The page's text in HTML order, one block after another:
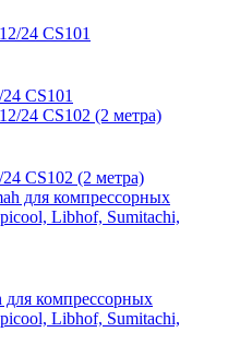
CS101
CS102 (2 метра)
для компрессорных
Libhof, Sumitachi,